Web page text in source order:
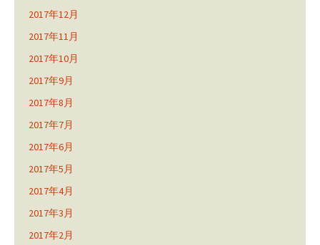
2017年12月
2017年11月
2017年10月
2017年9月
2017年8月
2017年7月
2017年6月
2017年5月
2017年4月
2017年3月
2017年2月